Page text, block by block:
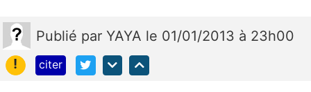
Publié par YAYA le 01/01/2013 à 23h00
!
citer